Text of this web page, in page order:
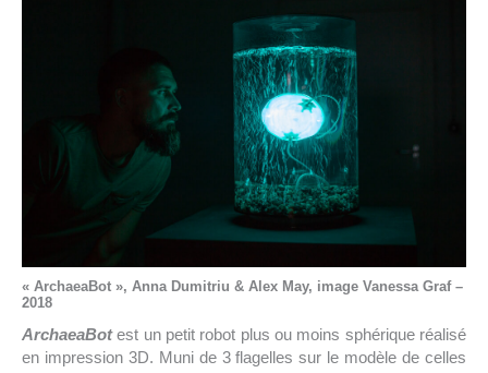
« ArchaeaBot », Anna Dumitriu & Alex May, image Vanessa Graf –
2018
ArchaeaBotest un petit robot plus ou moins sphérique réalisé
en impression 3D. Muni de 3 flagelles sur le modèle de celles